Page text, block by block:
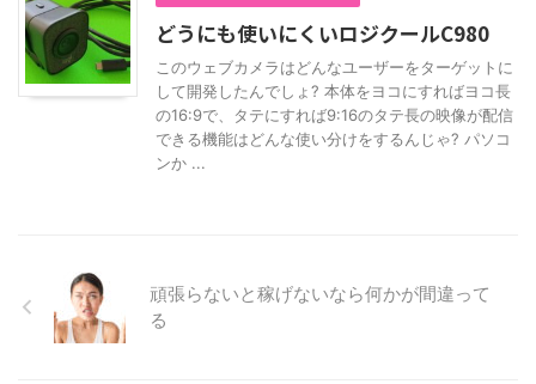
どうにも使いにくいロジクールC980
このウェブカメラはどんなユーザーをターゲットに
して開発したんでしょ? 本体をヨコにすればヨコ長
の16:9で、タテにすれば9:16のタテ長の映像が配信
できる機能はどんな使い分けをするんじゃ? パソコ
ンか ...
頑張らないと稼げないなら何かが間違って
る